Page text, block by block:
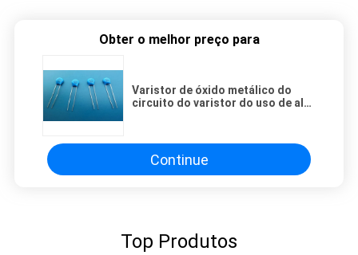
Obter o melhor preço para
Varistor de óxido metálico do
circuito do varistor do uso de alta
Continue
Top Produtos